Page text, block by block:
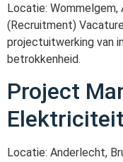
Locatie:
(Recruitment)
projectuitwerking van
betrokkenheid.
Project
Locatie: Anderlecht,